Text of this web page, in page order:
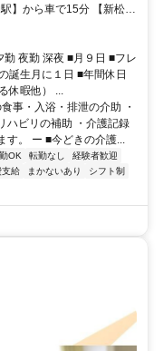
夜勤 深夜 ■月９日 ■フレ
誕生月に１日 ■年間休日
休暇他） ...
事・入浴・排泄の介助 ・
ハビリの補助 ・介護記録
す。 ー ■今どきの介護...
OK 転勤なし
経験者歓迎
支給 まかないあり
シフト制